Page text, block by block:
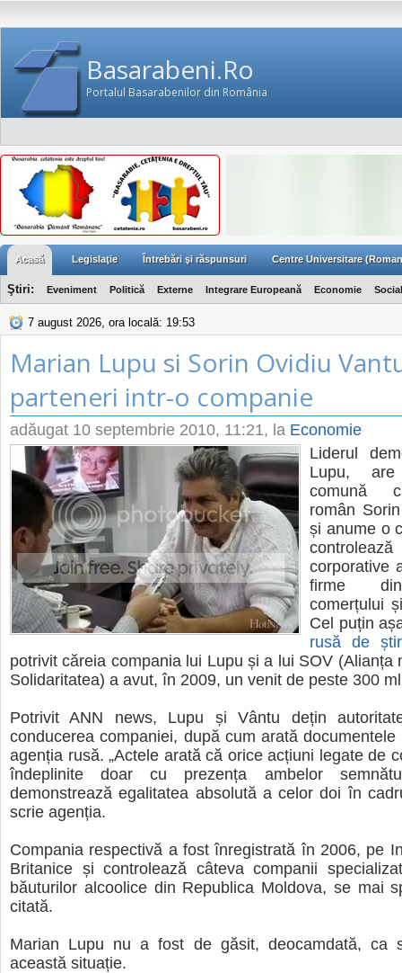
Basarabeni.Ro
Portalul Basarabenilor din România
Acasă Legislaţie Întrebări şi răspunsuri Centre Universitare
Ştiri: Eveniment Politică Externe Integrare Europeană Economie Social
7 august 2026, ora locală: 19:53
Marian Lupu si Sorin Ovidiu
parteneri intr-o companie
adăugat 10 septembrie 2010, 11:21, la Economie
Liderul
Lupu,
comună
român
și anume o
corporative
firme
comerțului
Cel puțin
rusă de
potrivit căreia compania lui Lupu și a lui SOV (Alianța
Solidaritatea) a avut, în 2009, un venit de peste 300
Potrivit ANN news, Lupu și Vântu dețin
conducerea companiei, după cum arată documentele
agenția rusă. „Actele arată că orice acțiuni legate de
îndeplinite doar cu prezența ambelor
demonstrează egalitatea absolută a celor doi în
scrie agenția.
Compania respectivă a fost înregistrată în 2006, pe
Britanice și controlează câteva companii
băuturilor alcoolice din Republica Moldova, se mai
citată.
Marian Lupu nu a fost de găsit, deocamdată, ca
această situație.